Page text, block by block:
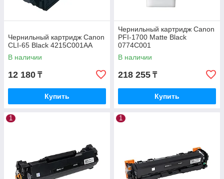
Чернильный картридж Canon
CLI-65 Black 4215C001AA
В наличии
12 180 ₸
Купить
Чернильный картридж Canon
PFI-1700 Matte Black
0774C001
В наличии
218 255 ₸
Купить
1 1